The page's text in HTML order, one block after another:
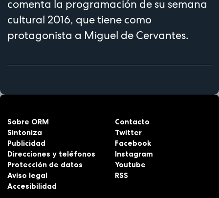
comenta la programación de su semana
cultural 2016, que tiene como
protagonista a Miguel de Cervantes.
Sobre ORM
Sintoniza
Publicidad
Direcciones y teléfonos
Protección de datos
Aviso legal
Accesibilidad
Contacto
Twitter
Facebook
Instagram
Youtube
RSS